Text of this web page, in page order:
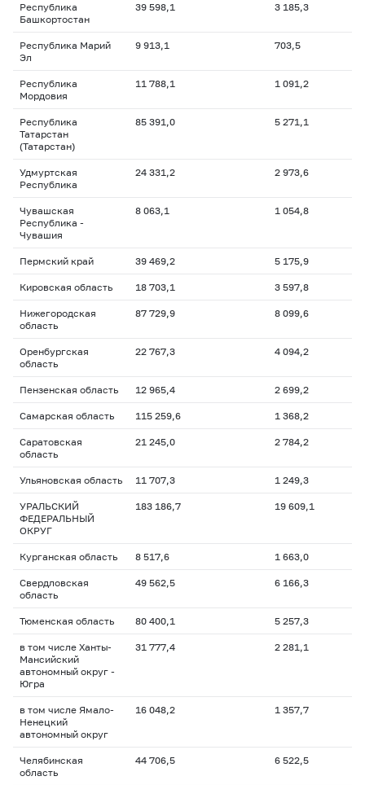
Республика
Башкортостан
39 598,1 3 185,3
Республика Марий
Эл
9 913,1 703,5
Республика
Мордовия
11 788,1 1 091,2
Республика
Татарстан
(Татарстан)
85 391,0 5 271,1
Удмуртская
Республика
24 331,2 2 973,6
Чувашская
Республика -
Чувашия
8 063,1 1 054,8
Пермский край 39 469,2 5 175,9
Кировская область 18 703,1 3 597,8
Нижегородская
область
87 729,9 8 099,6
Оренбургская
область
22 767,3 4 094,2
Пензенская область 12 965,4 2 699,2
Самарская область 115 259,6 1 368,2
Саратовская
область
21 245,0 2 784,2
Ульяновская область 11 707,3 1 249,3
УРАЛЬСКИЙ
ФЕДЕРАЛЬНЫЙ
ОКРУГ
183 186,7 19 609,1
Курганская область 8 517,6 1 663,0
Свердловская
область
49 562,5 6 166,3
Тюменская область 80 400,1 5 257,3
в том числе Ханты-
Мансийский
автономный округ -
Югра
31 777,4 2 281,1
в том числе Ямало-
Ненецкий
автономный округ
16 048,2 1 357,7
Челябинская
область
44 706,5 6 522,5